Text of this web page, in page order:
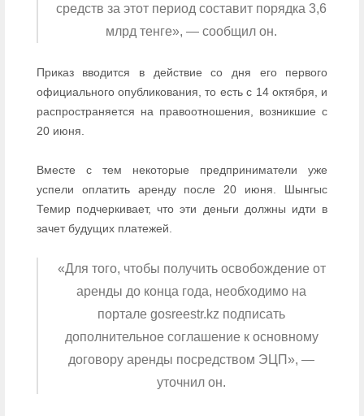
средств за этот период составит порядка 3,6
млрд тенге», — сообщил он.
Приказ вводится в действие со дня его первого
официального опубликования, то есть с 14 октября, и
распространяется на правоотношения, возникшие с
20 июня.
Вместе с тем некоторые предприниматели уже
успели оплатить аренду после 20 июня. Шынгыс
Темир подчеркивает, что эти деньги должны идти в
зачет будущих платежей.
«Для того, чтобы получить освобождение от
аренды до конца года, необходимо на
портале gosreestr.kz подписать
дополнительное соглашение к основному
договору аренды посредством ЭЦП», —
уточнил он.